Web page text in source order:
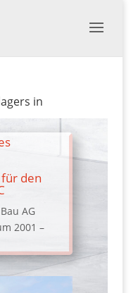
in
den
AG
2001 –